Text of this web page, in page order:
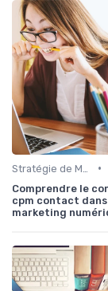
•
Comprendre le
cpm contact
marketing